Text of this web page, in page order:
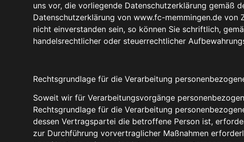
uns vor, die vorliegende Datenschutzerklärung gemäß
Datenschutzerklärung von www.fc-memmingen.de
nicht einverstanden sein, so können Sie schriftlich,
handelsrechtlicher oder steuerrechtlicher
Rechtsgrundlage für die Verarbeitung
Soweit wir für Verarbeitungsvorgänge
Rechtsgrundlage für die Verarbeitung
dessen Vertragspartei die betroffene Person ist,
zur Durchführung vorvertraglicher Maßnahmen